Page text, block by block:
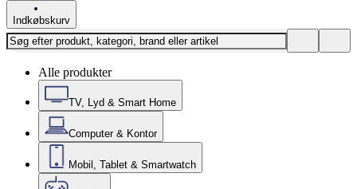
Indkøbskurv
Alle produkter
TV, Lyd & Smart Home
Computer & Kontor
Mobil, Tablet & Smartwatch